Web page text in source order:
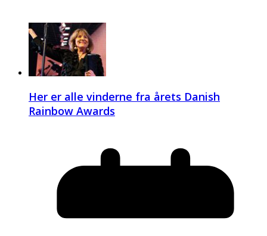
Her er alle vinderne fra årets Danish
Rainbow Awards